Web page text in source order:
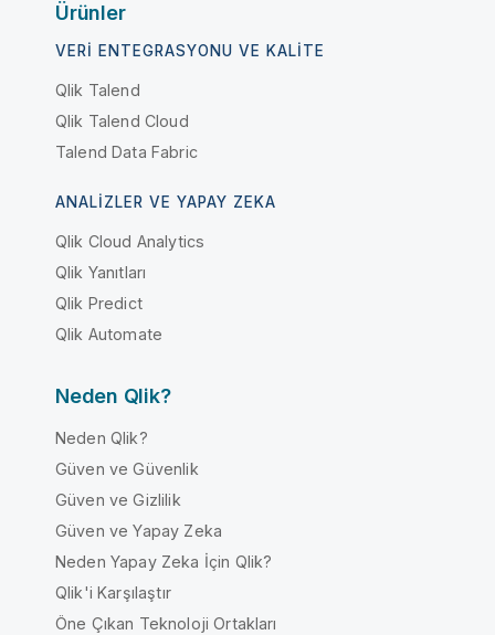
Ürünler
VERI ENTEGRASYONU VE KALITE
Qlik Talend
Qlik Talend Cloud
Talend Data Fabric
ANALIZLER VE YAPAY ZEKA
Qlik Cloud Analytics
Qlik Yanıtları
Qlik Predict
Qlik Automate
Neden Qlik?
Neden Qlik?
Güven ve Güvenlik
Güven ve Gizlilik
Güven ve Yapay Zeka
Neden Yapay Zeka İçin Qlik?
Qlik'i Karşılaştır
Öne Çıkan Teknoloji Ortakları